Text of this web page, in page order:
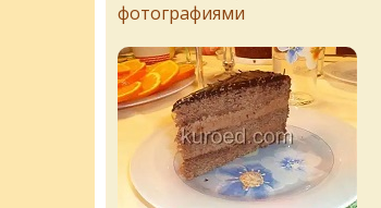
фотографиями